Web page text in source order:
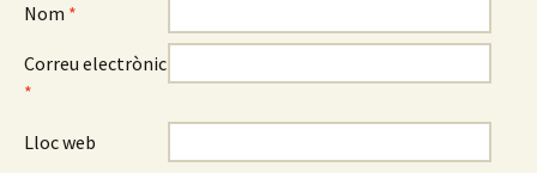
Nom *
Correu electrònic
*
Lloc web